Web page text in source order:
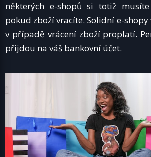
některých e-shopů si totiž
pokud zboží vracíte. Solidní e-
v případě vrácení zboží proplatí.
přijdou na váš bankovní účet.